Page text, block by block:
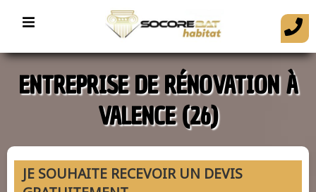
ENTREPRISE DE RÉNOVATION À
VALENCE (26)
JE SOUHAITE RECEVOIR UN DEVIS